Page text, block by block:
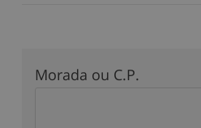
Morada ou C.P.